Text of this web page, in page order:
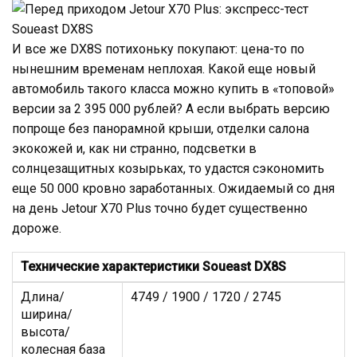
нынешним временам неплохая. Какой еще новый
автомобиль такого класса можно купить в «топовой»
версии за 2 395 000 рублей? А если выбрать версию
попроще без панорамной крыши, отделки салона
экокожей и, как ни странно, подсветки в
солнцезащитных козырьках, то удастся сэкономить
еще 50 000 кровно заработанных. Ожидаемый со дня
на день Jetour X70 Plus точно будет существенно
дороже.
Технические характеристики Soueast DX8S
Длина/
ширина/
высота/
колесная база
(мм)
Дорожный